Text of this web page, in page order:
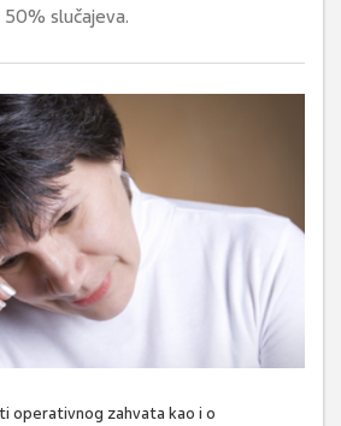
slučajeva.
operativnog zahvata kao i o